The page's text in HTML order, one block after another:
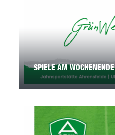
SPIELE AM WOCHENENDE